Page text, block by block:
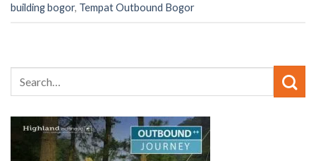
building bogor, Tempat Outbound Bogor